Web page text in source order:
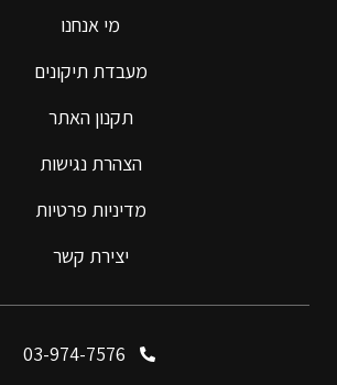
מי אנחנו
מעבדת תיקונים
תקנון האתר
הצהרת נגישות
מדיניות פרטיות
יצירת קשר
03-974-7576